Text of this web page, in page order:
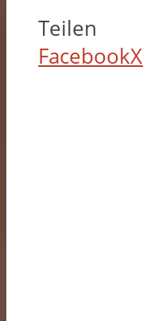
Teilen
FacebookX